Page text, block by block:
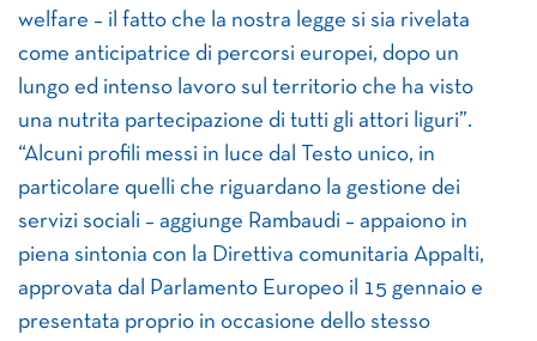
welfare – il fatto che la nostra legge si sia rivelata
come anticipatrice di percorsi europei, dopo un
lungo ed intenso lavoro sul territorio che ha visto
una nutrita partecipazione di tutti gli attori liguri”.
“Alcuni profili messi in luce dal Testo unico, in
particolare quelli che riguardano la gestione dei
servizi sociali – aggiunge Rambaudi – appaiono in
piena sintonia con la Direttiva comunitaria Appalti,
approvata dal Parlamento Europeo il 15 gennaio e
presentata proprio in occasione dello stesso